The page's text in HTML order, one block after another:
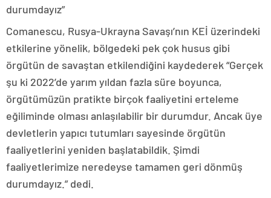
durumdayız”
Comanescu, Rusya-Ukrayna Savaşı’nın KEİ üzerindeki
etkilerine yönelik, bölgedeki pek çok husus gibi
örgütün de savaştan etkilendiğini kaydederek “Gerçek
şu ki 2022’de yarım yıldan fazla süre boyunca,
örgütümüzün pratikte birçok faaliyetini erteleme
eğiliminde olması anlaşılabilir bir durumdur. Ancak üye
devletlerin yapıcı tutumları sayesinde örgütün
faaliyetlerini yeniden başlatabildik. Şimdi
faaliyetlerimize neredeyse tamamen geri dönmüş
durumdayız.” dedi.